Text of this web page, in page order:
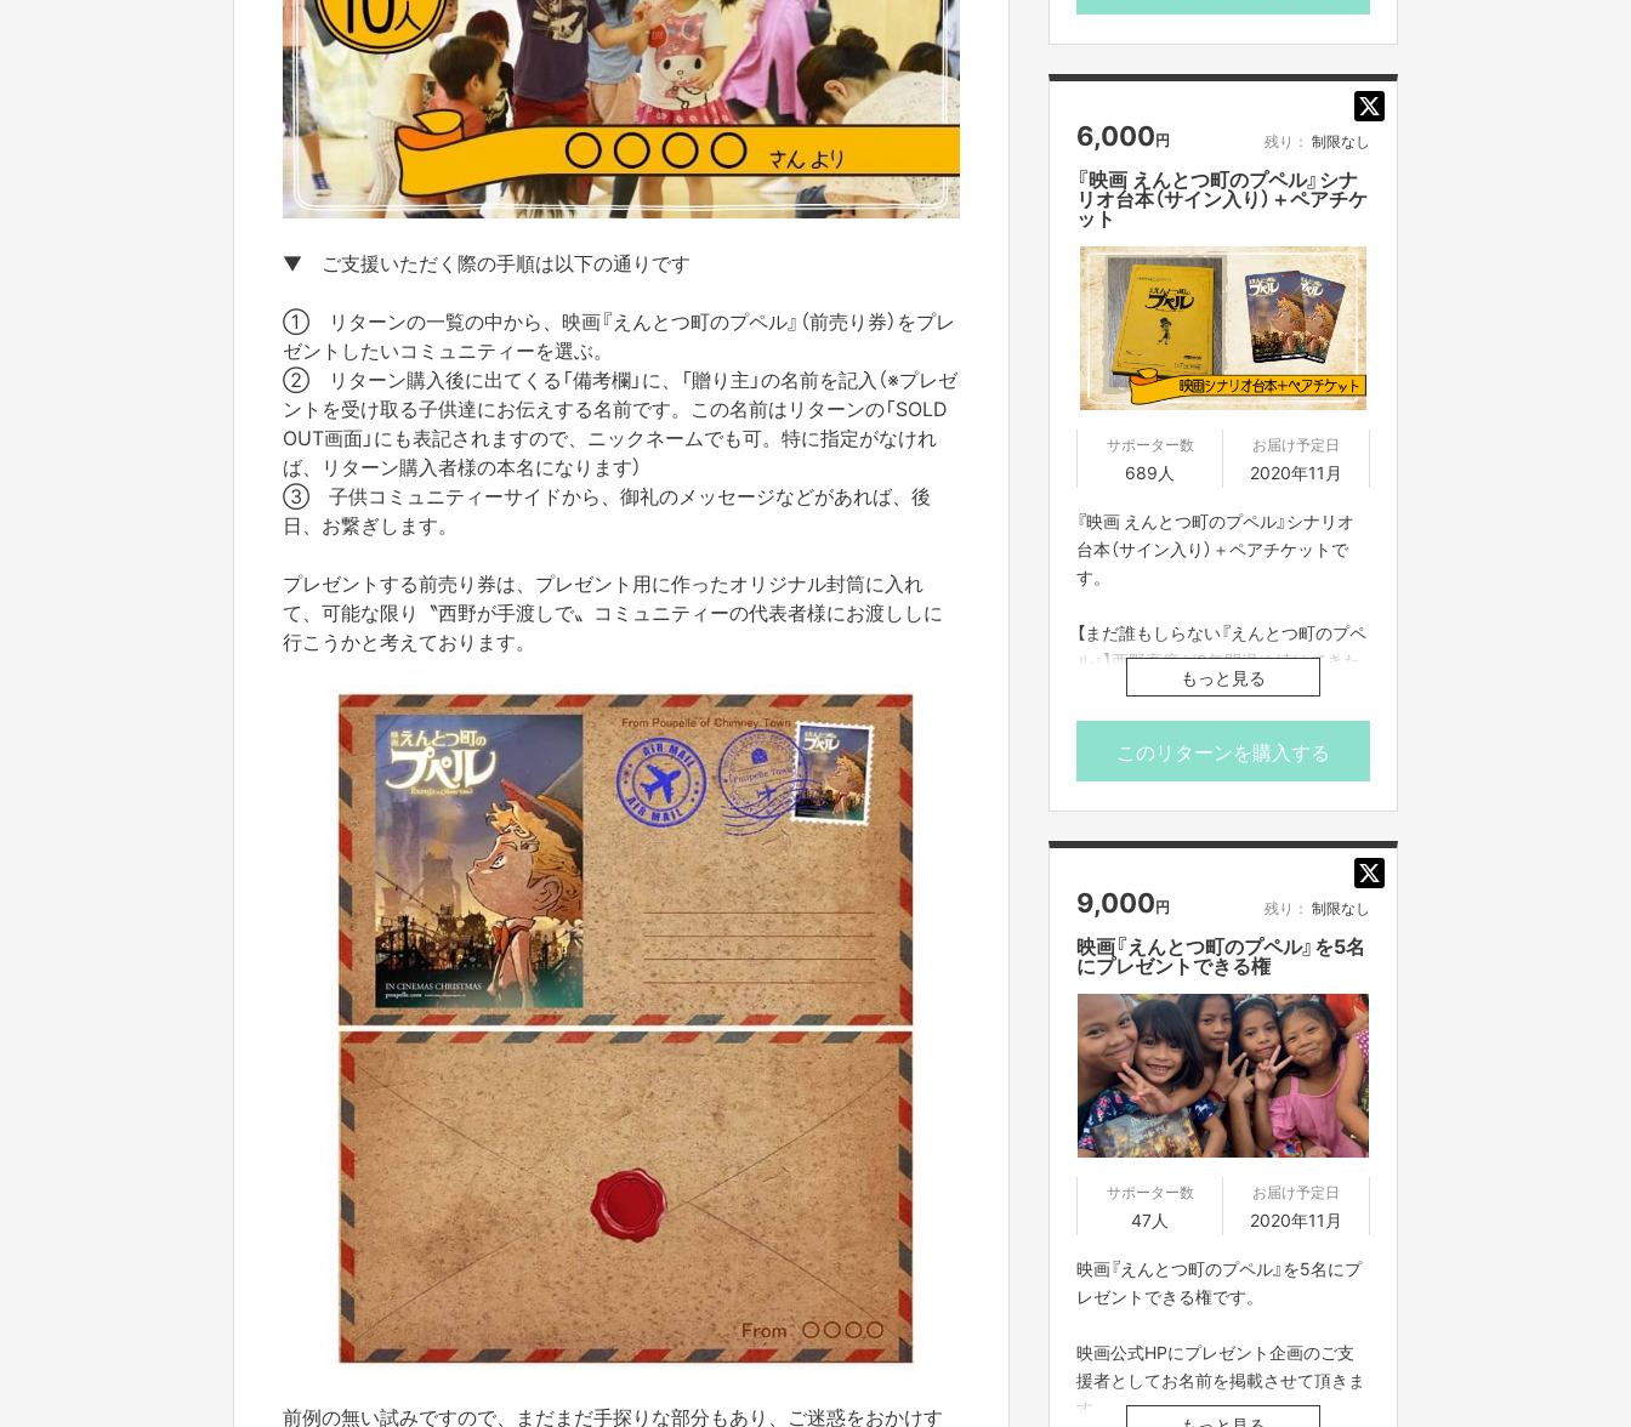
▼ ご支援いただく際の手順は以下の通りです
① リターンの一覧の中から、映画『えんとつ町のプペル』（前売り券）をプレ
ゼントしたいコミュニティーを選ぶ。
② リターン購入後に出てくる「備考欄」に、「贈り主」の名前を記入（※プレゼ
ントを受け取る子供達にお伝えする名前です。この名前はリターンの「SOLD
OUT画面」にも表記されますので、ニックネームでも可。特に指定がなけれ
ば、リターン購入者様の本名になります）
③ 子供コミュニティーサイドから、御礼のメッセージなどがあれば、後
日、お繋ぎします。
プレゼントする前売り券は、プレゼント用に作ったオリジナル封筒に入れ
て、可能な限り〝西野が手渡しで〟コミュニティーの代表者様にお渡ししに
行こうかと考えております。
前例の無い試みですので、まだまだ手探りな部分もあり、ご迷惑をおかけす
等に贈られることもあります。
※プレゼント先への支援者の方のお名
前のご案内ができかねます。
※お届け予定日は「目安」です。団体の
代表者様と連絡をとりあって、都合が
合うタイミングでお届けします。
6,000円 残り： 制限なし
『映画 えんとつ町のプペル』シナ
リオ台本（サイン入り）＋ペアチケ
ット
サポーター数
689人
お届け予定日
2020年11月
『映画 えんとつ町のプペル』シナリオ
台本（サイン入り）＋ペアチケットで
す。
【まだ誰もしらない『えんとつ町のプペ
ル』】西野亮廣が8年間温め続けてきた
初めて明かされる「えんとつ町誕生の
歴史」とは？
映像化前。一足先に秘密を知りたい方
※収益は全て全国の子供達へ寄付(映画
前売り券をプレゼント)させていただ
きます。
※お届け予定日は「目安」です。発送準
備が整い次第、順次お届けします。
もっと見る
このリターンを購入する
9,000円 残り： 制限なし
映画『えんとつ町のプペル』を5名
にプレゼントできる権
サポーター数
47人
お届け予定日
2020年11月
映画『えんとつ町のプペル』を5名にプ
レゼントできる権です。
映画公式HPにプレゼント企画のご支
援者としてお名前を掲載させて頂きま
す。